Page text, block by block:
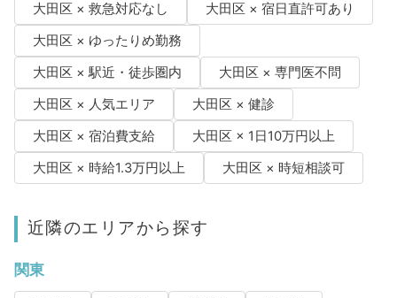
大田区 × 救急対応なし
大田区 × 宿日直許可あり
大田区 × ゆったりめ勤務
大田区 × 駅近・徒歩圏内
大田区 × 専門医不問
大田区 × 人気エリア
大田区 × 健診
大田区 × 宿泊費支給
大田区 × 1日10万円以上
大田区 × 時給1.3万円以上
大田区 × 時短相談可
近隣のエリアから探す
関東